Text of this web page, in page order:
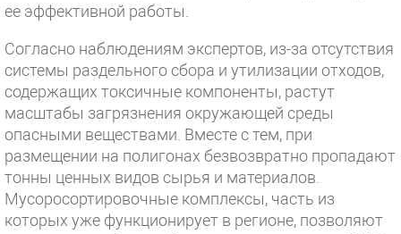
ее эффективной работы.
Согласно наблюдениям экспертов, из-за отсутствия
системы раздельного сбора и утилизации отходов,
содержащих токсичные компоненты, растут
масштабы загрязнения окружающей среды
опасными веществами. Вместе с тем, при
размещении на полигонах безвозвратно пропадают
тонны ценных видов сырья и материалов.
Мусоросортировочные комплексы, часть из
которых уже функционирует в регионе, позволяют